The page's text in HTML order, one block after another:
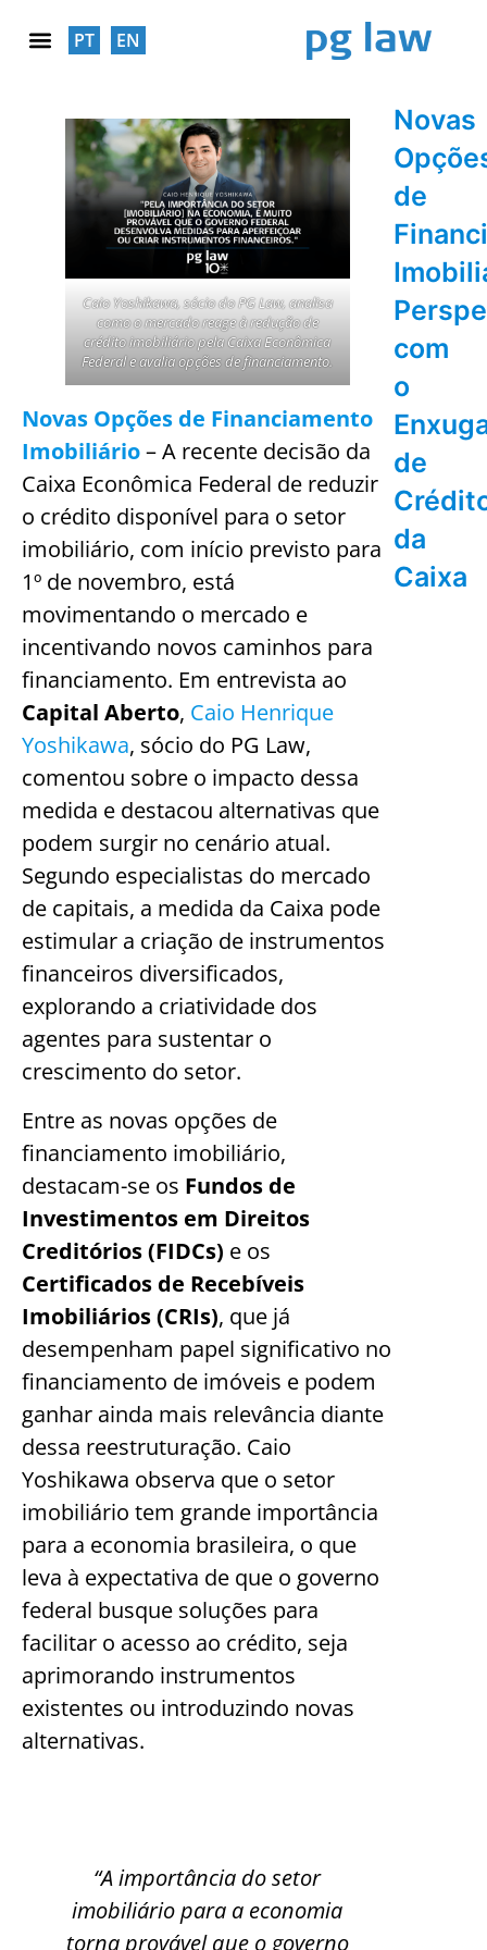
PT EN
Novas
de
com
o
de
da
Caixa
Caio Yoshikawa, sócio do PG Law, analisa
como o mercado reage à redução de
crédito imobiliário pela Caixa Econômica
Federal e avalia opções de financiamento.
Novas Opções de Financiamento
Imobiliário– A recente decisão da
Caixa Econômica Federal de reduzir
o crédito disponível para o setor
imobiliário, com início previsto para
1º de novembro, está
movimentando o mercado e
incentivando novos caminhos para
financiamento. Em entrevista ao
Capital Aberto, Caio Henrique
Yoshikawa, sócio do PG Law,
comentou sobre o impacto dessa
medida e destacou alternativas que
podem surgir no cenário atual.
Segundo especialistas do mercado
de capitais, a medida da Caixa pode
estimular a criação de instrumentos
financeiros diversificados,
explorando a criatividade dos
agentes para sustentar o
crescimento do setor.
Entre as novas opções de
financiamento imobiliário,
destacam-se os Fundos de
Investimentos em Direitos
Creditórios (FIDCs) e os
Certificados de Recebíveis
Imobiliários (CRIs), que já
desempenham papel significativo no
financiamento de imóveis e podem
ganhar ainda mais relevância diante
dessa reestruturação. Caio
Yoshikawa observa que o setor
imobiliário tem grande importância
para a economia brasileira, o que
leva à expectativa de que o governo
federal busque soluções para
facilitar o acesso ao crédito, seja
aprimorando instrumentos
existentes ou introduzindo novas
alternativas.
“A importância do setor
imobiliário para a economia
torna provável que o governo